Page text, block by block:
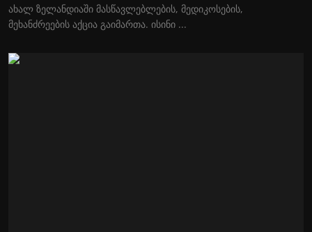
ახალ ზელანდიაში მასწავლებლების, მედიკოსების,
მეხანძრეების აქცია გაიმართა. ისინი ...